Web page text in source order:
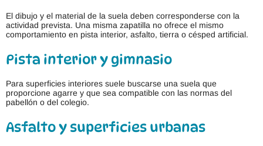
El dibujo y el material de la suela deben corresponderse con la
actividad prevista. Una misma zapatilla no ofrece el mismo
comportamiento en pista interior, asfalto, tierra o césped artificial.
Pista interior y gimnasio
Para superficies interiores suele buscarse una suela que
proporcione agarre y que sea compatible con las normas del
pabellón o del colegio.
Asfalto y superficies urbanas